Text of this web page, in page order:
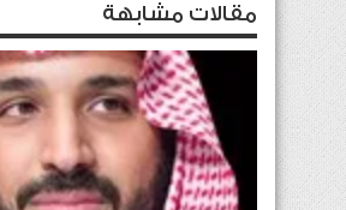
مقالات مشابهة